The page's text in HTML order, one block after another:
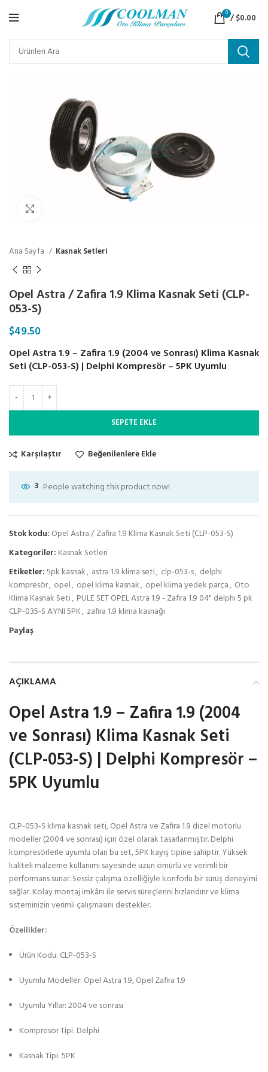
0 /$0.00
Ana Sayfa Kasnak Setleri
Opel Astra / Zafira 1.9 Klima Kasnak Seti (CLP-
053-S)
$49.50
Opel Astra 1.9 – Zafira 1.9 (2004 ve Sonrası) Klima Kasnak
Seti (CLP-053-S) | Delphi Kompresör – 5PK Uyumlu
SEPETE EKLE
Karşılaştır Beğenilenlere Ekle
3 People watching this product now!
Stok kodu: Opel Astra / Zafira 1.9 Klima Kasnak Seti (CLP-053-S)
Kategoriler: Kasnak Setleri
Etiketler:5pk kasnak, astra 1.9 klima seti, clp-053-s, delphi
kompresör, opel, opel klima kasnak, opel klima yedek parça, Oto
Klima Kasnak Seti, PULE SET OPEL Astra 1.9 - Zafira 1.9 04" delphi 5 pk
CLP-035-S AYNI 5PK, zafira 1.9 klima kasnağı
Paylaş
AÇIKLAMA
Opel Astra 1.9 – Zafira 1.9 (2004
ve Sonrası) Klima Kasnak Seti
(CLP-053-S) | Delphi Kompresör –
5PK Uyumlu
CLP-053-S klima kasnak seti, Opel Astra ve Zafira 1.9 dizel motorlu
modeller (2004 ve sonrası) için özel olarak tasarlanmıştır. Delphi
kompresörlerle uyumlu olan bu set, 5PK kayış tipine sahiptir. Yüksek
kaliteli malzeme kullanımı sayesinde uzun ömürlü ve verimli bir
performans sunar. Sessiz çalışma özelliğiyle konforlu bir sürüş deneyimi
sağlar. Kolay montaj imkânı ile servis süreçlerini hızlandırır ve klima
sisteminizin verimli çalışmasını destekler.
Özellikler:
Ürün Kodu: CLP-053-S
Uyumlu Modeller: Opel Astra 1.9, Opel Zafira 1.9
Uyumlu Yıllar: 2004 ve sonrası
Kompresör Tipi: Delphi
Kasnak Tipi: 5PK